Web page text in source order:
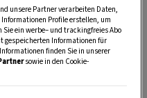
unsere Partner verarbeiten Daten,
Profile erstellen, um
ein werbe– und trackingfreies Abo
gespeicherten Informationen für
finden Sie in unserer
sowie in den Cookie-